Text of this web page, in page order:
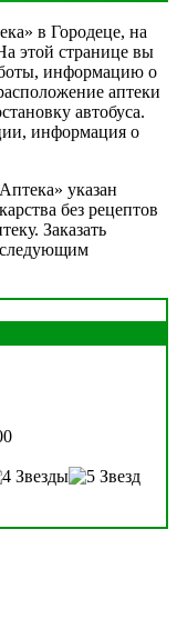
в Городеце, на
этой странице вы
информацию о
аптеки
автобуса.
информация о
указан
без рецептов
Заказать
следующим